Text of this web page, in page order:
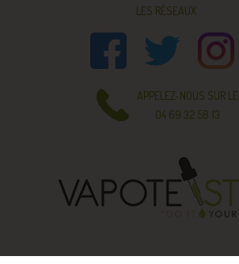
LES RÉSEAUX
APPELEZ-NOUS SUR LE
04 69 32 58 13